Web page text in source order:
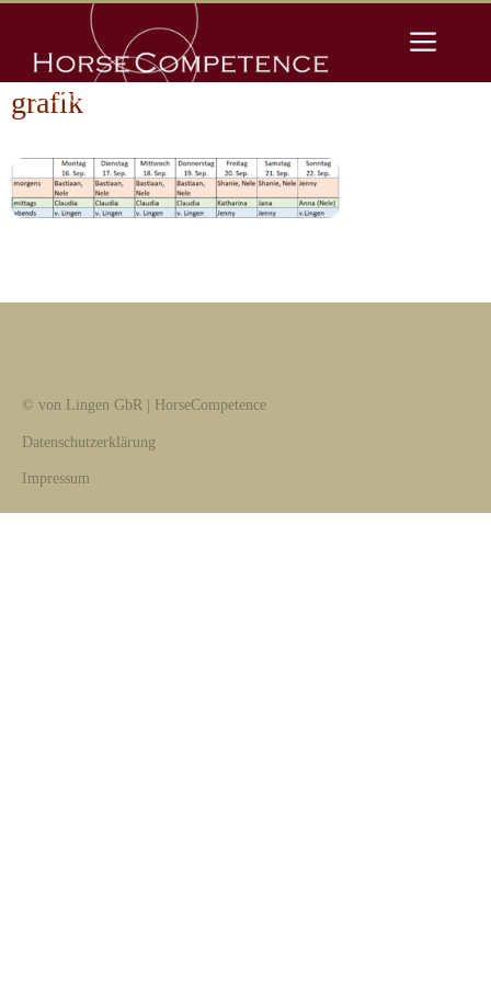
springen
grafik
© von Lingen GbR | HorseCompetence
Datenschutzerklärung
Impressum